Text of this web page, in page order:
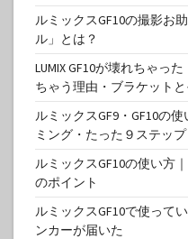
ルミックスGF10の撮影お
ル」とは？
LUMIX GF10が壊れちゃっ
ちゃう理由・ブラケット
ルミックスGF9・GF10の
ミング・たった９ステップ
ルミックスGF10の使い方
のポイント
ルミックスGF10で使って
ンカーが届いた